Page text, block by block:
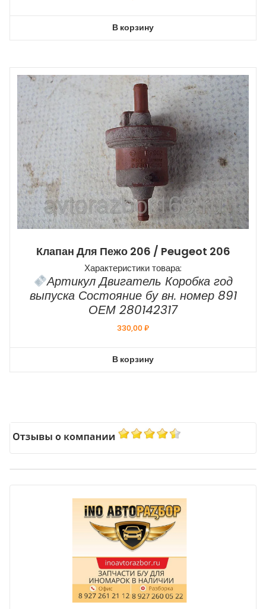
В корзину
Клапан Для Пежо 206 / Peugeot 206
Характеристики товара:
Артикул Двигатель Коробка год
выпуска Состояние бу вн. номер 891
ОЕМ 280142317
330,00₽
В корзину